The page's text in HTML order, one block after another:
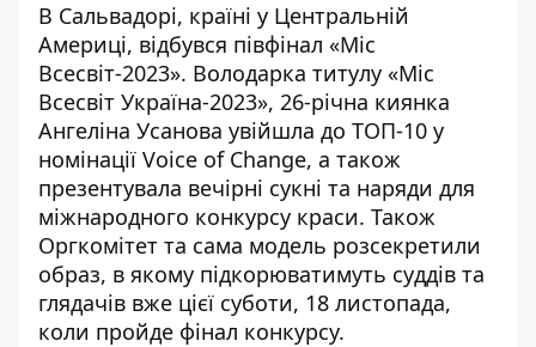
В Сальвадорі, країні у Центральній
Америці, відбувся півфінал «Міс
Всесвіт-2023». Володарка титулу «Міс
Всесвіт Україна-2023», 26-річна киянка
Ангеліна Усанова увійшла до ТОП-10 у
номінації Voice of Change, а також
презентувала вечірні сукні та наряди для
міжнародного конкурсу краси. Також
Оргкомітет та сама модель розсекретили
образ, в якому підкорюватимуть суддів та
глядачів вже цієї суботи, 18 листопада,
коли пройде фінал конкурсу.